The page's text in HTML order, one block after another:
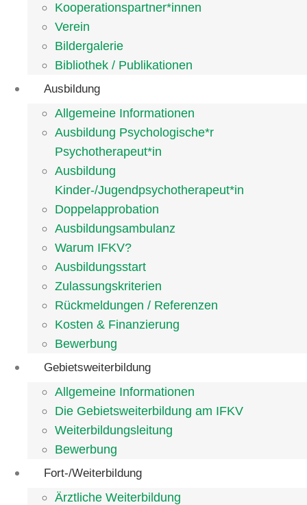
Kooperationspartner*innen
Verein
Bildergalerie
Bibliothek / Publikationen
Ausbildung
Allgemeine Informationen
Ausbildung Psychologische*r
Psychotherapeut*in
Ausbildung
Kinder-/Jugendpsychotherapeut*in
Doppelapprobation
Ausbildungsambulanz
Warum IFKV?
Ausbildungsstart
Zulassungskriterien
Rückmeldungen / Referenzen
Kosten & Finanzierung
Bewerbung
Gebietsweiterbildung
Allgemeine Informationen
Die Gebietsweiterbildung am IFKV
Weiterbildungsleitung
Bewerbung
Fort-/Weiterbildung
Ärztliche Weiterbildung